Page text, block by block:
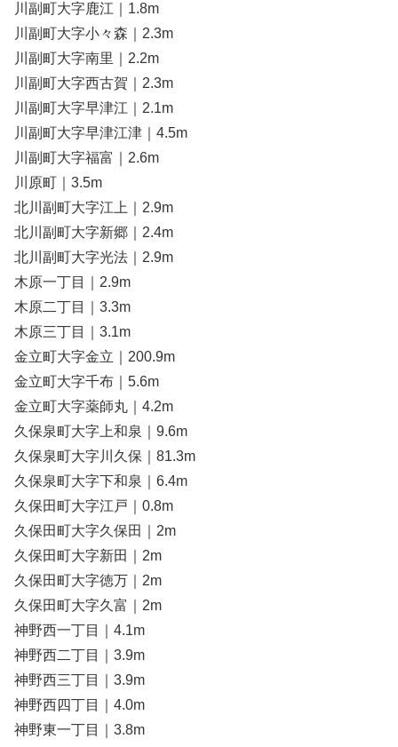
川副町大字鹿江｜1.8m
川副町大字小々森｜2.3m
川副町大字南里｜2.2m
川副町大字西古賀｜2.3m
川副町大字早津江｜2.1m
川副町大字早津江津｜4.5m
川副町大字福富｜2.6m
川原町｜3.5m
北川副町大字江上｜2.9m
北川副町大字新郷｜2.4m
北川副町大字光法｜2.9m
木原一丁目｜2.9m
木原二丁目｜3.3m
木原三丁目｜3.1m
金立町大字金立｜200.9m
金立町大字千布｜5.6m
金立町大字薬師丸｜4.2m
久保泉町大字上和泉｜9.6m
久保泉町大字川久保｜81.3m
久保泉町大字下和泉｜6.4m
久保田町大字江戸｜0.8m
久保田町大字久保田｜2m
久保田町大字新田｜2m
久保田町大字徳万｜2m
久保田町大字久富｜2m
神野西一丁目｜4.1m
神野西二丁目｜3.9m
神野西三丁目｜3.9m
神野西四丁目｜4.0m
神野東一丁目｜3.8m